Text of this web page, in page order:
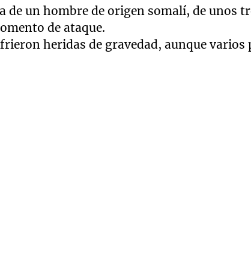
de un hombre de origen somalí, de unos
de ataque.
heridas de gravedad, aunque